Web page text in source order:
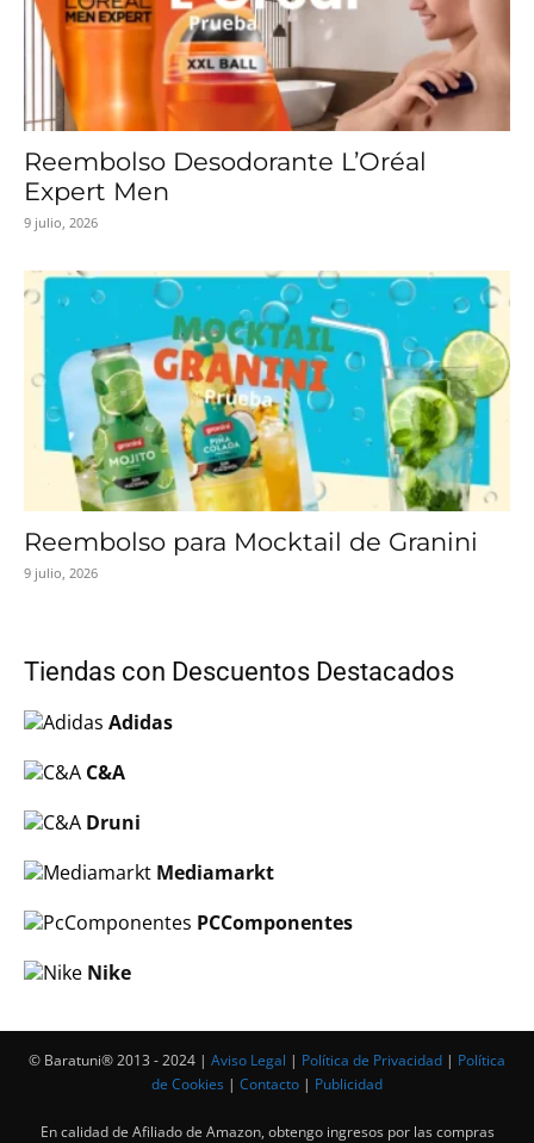
Reembolso Desodorante L’Oréal
Expert Men
9 julio, 2026
Reembolso para Mocktail de Granini
9 julio, 2026
Tiendas con Descuentos Destacados
Adidas
C&A
Druni
Mediamarkt
PCComponentes
Nike
© Baratuni®‎ 2013 - 2024 | Aviso Legal | Política de Privacidad | Política
de Cookies | Contacto | Publicidad
En calidad de Afiliado de Amazon, obtengo ingresos por las compras